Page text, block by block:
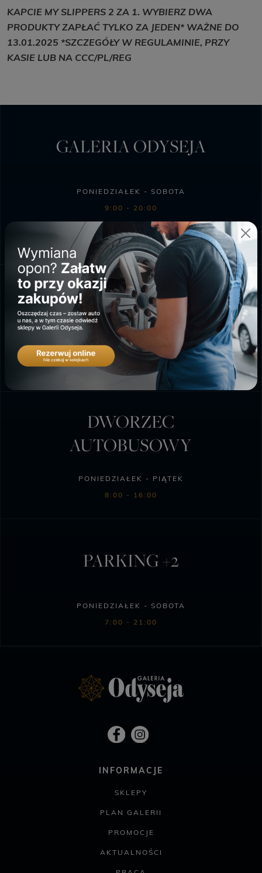
KAPCIE MY SLIPPERS 2 ZA 1. WYBIERZ DWA
PRODUKTY ZAPŁAĆ TYLKO ZA JEDEN* WAŻNE DO
13.01.2025 *SZCZEGÓŁY W REGULAMINIE, PRZY
KASIE LUB NA CCC/PL/REG
GALERIA ODYSEJA
PONIEDZIAŁEK - SOBOTA
9:00 - 20:00
NIEDZIELA HANDLOWA
10:00 - 18:00
SKLEP BIEDRONKA
PONIEDZIAŁEK - SOBOTA
6:00 - 23:00
DWORZEC
AUTOBUSOWY
PONIEDZIAŁEK - PIĄTEK
8:00 - 16:00
PARKING +2
PONIEDZIAŁEK - SOBOTA
7:00 - 21:00
INFORMACJE
SKLEPY
PLAN GALERII
PROMOCJE
AKTUALNOŚCI